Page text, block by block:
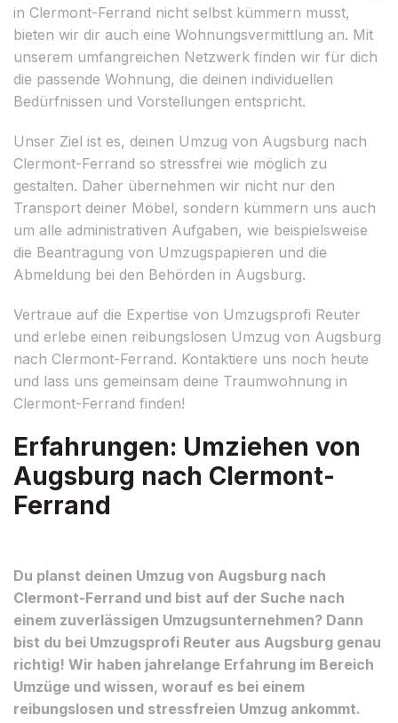
in Clermont-Ferrand nicht selbst kümmern musst,
bieten wir dir auch eine Wohnungsvermittlung an. Mit
unserem umfangreichen Netzwerk finden wir für dich
die passende Wohnung, die deinen individuellen
Bedürfnissen und Vorstellungen entspricht.
Unser Ziel ist es, deinen Umzug von Augsburg nach
Clermont-Ferrand so stressfrei wie möglich zu
gestalten. Daher übernehmen wir nicht nur den
Transport deiner Möbel, sondern kümmern uns auch
um alle administrativen Aufgaben, wie beispielsweise
die Beantragung von Umzugspapieren und die
Abmeldung bei den Behörden in Augsburg.
Vertraue auf die Expertise von Umzugsprofi Reuter
und erlebe einen reibungslosen Umzug von Augsburg
nach Clermont-Ferrand. Kontaktiere uns noch heute
und lass uns gemeinsam deine Traumwohnung in
Clermont-Ferrand finden!
Erfahrungen: Umziehen von
Augsburg nach Clermont-
Ferrand
Du planst deinen Umzug von Augsburg nach
Clermont-Ferrand und bist auf der Suche nach
einem zuverlässigen Umzugsunternehmen? Dann
bist du bei Umzugsprofi Reuter aus Augsburg genau
richtig! Wir haben jahrelange Erfahrung im Bereich
Umzüge und wissen, worauf es bei einem
reibungslosen und stressfreien Umzug ankommt.